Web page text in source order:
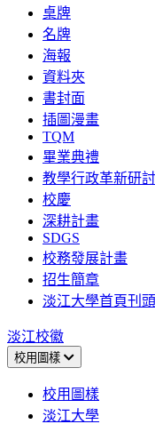
桌牌
名牌
海報
資料夾
書封面
插圖漫畫
TQM
畢業典禮
教學行政革新研
校慶
深耕計畫
SDGS
校務發展計畫
招生簡章
淡江大學首頁刊頭
淡江校徽
校用圖樣
校用圖樣
淡江大學